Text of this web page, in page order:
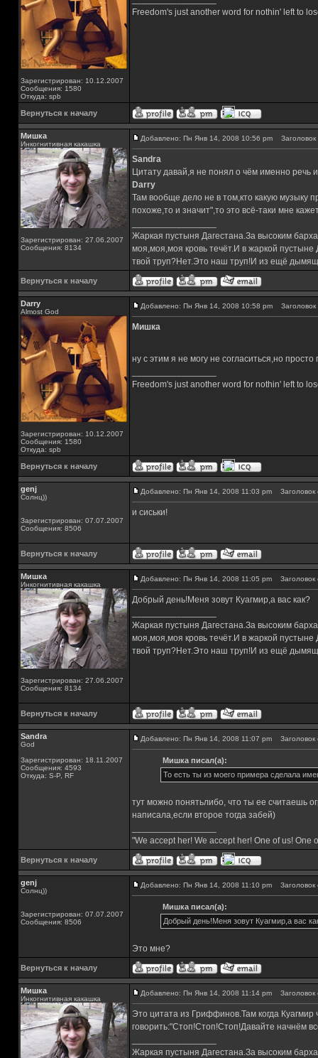
Зарегистрирован: 10.12.2007
Сообщения: 1580
Откуда: spb
Freedom's just another word for nothin' left to
Вернуться к началу
Мишка
Инкогнитивная какашка
Зарегистрирован: 27.06.2007
Сообщения: 8134
Добавлено: Пн Янв 14, 2008 10:56 pm
Sandra
Цитату давай,я не понял о чём именно речь
Darry
Там вообще дело не в том,кто какую музыку
похоже,то и значит",то это всё-таки мне
Жаркая пустыня Дагестана.За высоким
моя,моя,моя кровь течёт.И в жаркой
твой труп?Нет.Это наш труп!И из ещё
Вернуться к началу
Darry
Almost God
Зарегистрирован: 10.12.2007
Сообщения: 1580
Откуда: spb
Добавлено: Пн Янв 14, 2008 10:58 pm
Мишка
ну с этим я не могу не согласиться,но
Freedom's just another word for nothin' left to
Вернуться к началу
genj
Солнц))
Зарегистрирован: 07.07.2007
Сообщения: 8506
Добавлено: Пн Янв 14, 2008 11:03 pm Заголовок
и сиськи!
Вернуться к началу
Мишка
Инкогнитивная какашка
Зарегистрирован: 27.06.2007
Сообщения: 8134
Добавлено: Пн Янв 14, 2008 11:05 pm Заголовок
Добрый день!Меня зовут Куагмир,а вас как?
Жаркая пустыня Дагестана.За высоким
моя,моя,моя кровь течёт.И в жаркой
твой труп?Нет.Это наш труп!И из ещё
Вернуться к началу
Sandra
God
Зарегистрирован: 18.11.2007
Сообщения: 4593
Откуда: S-P, RF
Добавлено: Пн Янв 14, 2008 11:07 pm Заголовок
Мишка писал(а):
То есть ты из моего примера сделала
тут можно понятьлибо, что ты ее считаешь
написала,если второе тогда забей)
"We accept her! We accept her! One of us!
Вернуться к началу
genj
Солнц))
Зарегистрирован: 07.07.2007
Сообщения: 8506
Добавлено: Пн Янв 14, 2008 11:10 pm Заголовок
Мишка писал(а):
Добрый день!Меня зовут Куагмир,а вас
Это мне?
Вернуться к началу
Мишка
Инкогнитивная какашка
Добавлено: Пн Янв 14, 2008 11:14 pm Заголовок
Это цитата из Гриффинов.Там когда
говорить:"Стоп!Стоп!Стоп!Давайте начнём
Жаркая пустыня Дагестана.За высоким